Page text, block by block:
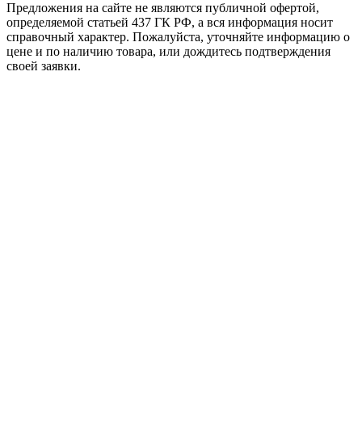
Предложения на сайте не являются публичной офертой,
определяемой статьей 437 ГК РФ, а вся информация носит
справочный характер. Пожалуйста, уточняйте информацию о
цене и по наличию товара, или дождитесь подтверждения
своей заявки.